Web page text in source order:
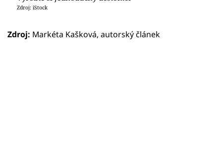
Zdroj: iStock
Zdroj: Markéta Kašková, autorský článek